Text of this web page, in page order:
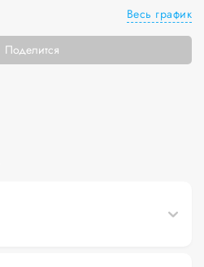
Весь график
Поделится